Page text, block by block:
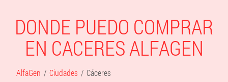
DONDE PUEDO COMPRAR
EN CACERES ALFAGEN
AlfaGen Ciudades Cáceres